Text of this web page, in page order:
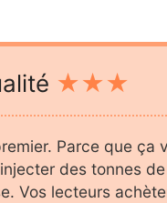
Parce que ça
des tonnes
Vos lecteurs